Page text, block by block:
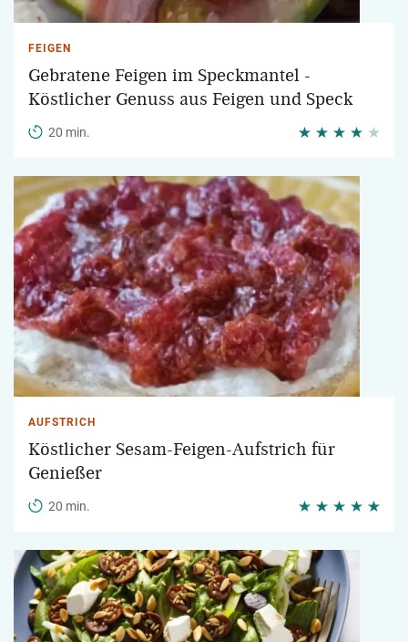
FEIGEN
Gebratene Feigen im Speckmantel -
Köstlicher Genuss aus Feigen und Speck
20 min.
AUFSTRICH
Köstlicher Sesam-Feigen-Aufstrich für
Genießer
20 min.